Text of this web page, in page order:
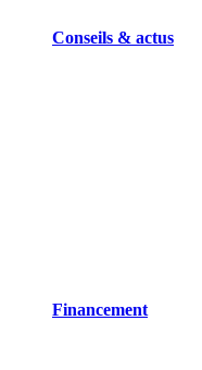
Conseils & actus
Financement